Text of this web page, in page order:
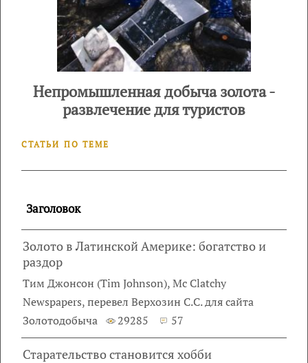
Непромышленная добыча золота -
развлечение для туристов
СТАТЬИ ПО ТЕМЕ
Заголовок
Золото в Латинской Америке: богатство и
раздор
Тим Джонсон (Tim Johnson), Mc Clatchy
Newspapers, перевел Верхозин С.С. для сайта
Золотодобыча
29285 57
Старательство становится хобби